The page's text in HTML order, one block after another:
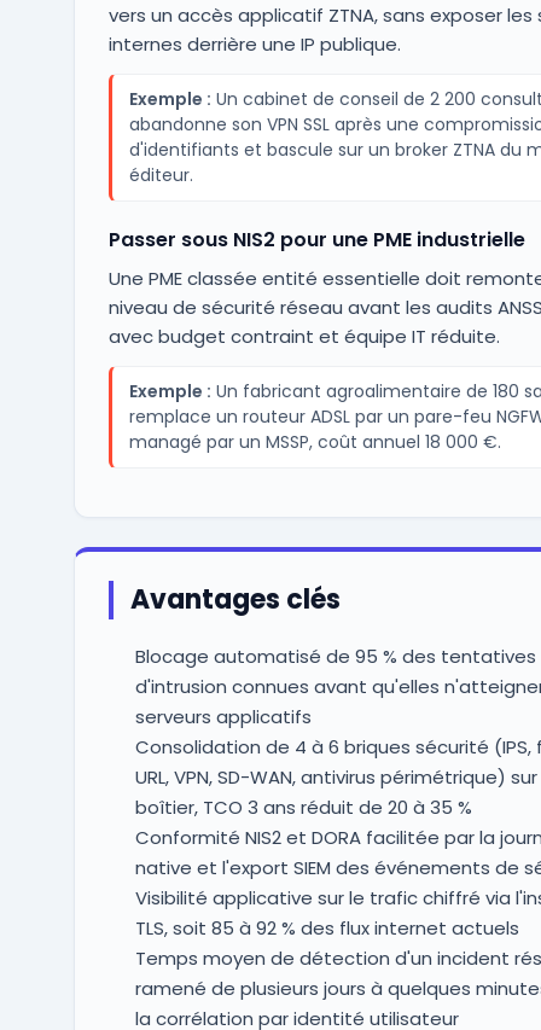
vers un accès applicatif ZTNA, sans exposer les
internes derrière une IP publique.
Exemple : Un cabinet de conseil de 2 200
abandonne son VPN SSL après une
d'identifiants et bascule sur un broker ZTNA du
éditeur.
Passer sous NIS2 pour une PME industrielle
Une PME classée entité essentielle doit
niveau de sécurité réseau avant les audits
avec budget contraint et équipe IT réduite.
Exemple : Un fabricant agroalimentaire de 180
remplace un routeur ADSL par un pare-feu
managé par un MSSP, coût annuel 18 000 €.
Avantages clés
Blocage automatisé de 95 % des tentatives
d'intrusion connues avant qu'elles
serveurs applicatifs
Consolidation de 4 à 6 briques sécurité (IPS,
URL, VPN, SD-WAN, antivirus périmétrique)
boîtier, TCO 3 ans réduit de 20 à 35 %
Conformité NIS2 et DORA facilitée par la
native et l'export SIEM des événements de
Visibilité applicative sur le trafic chiffré via
TLS, soit 85 à 92 % des flux internet actuels
Temps moyen de détection d'un incident
ramené de plusieurs jours à quelques
la corrélation par identité utilisateur